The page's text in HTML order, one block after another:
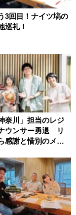
3回目！ナイツ塙の
巡礼！
奈川」担当のレジ
ウンサー勇退 リ
感謝と惜別のメッ